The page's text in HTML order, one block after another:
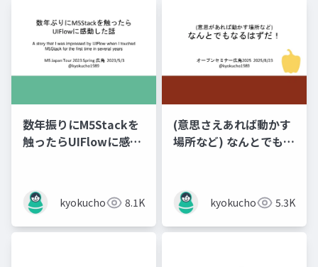
数年振りにM5Stackを
触ったらUIFlowに感動
kyokucho19898.1K
(意思さえあれば動かす
場所など) なんとでもな
kyokucho19895.3K